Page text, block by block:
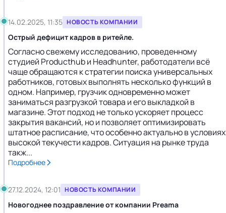
14.02.2025, 11:35 НОВОСТЬ КОМПАНИИ
Острый дефицит кадров в ритейле.
Согласно свежему исследованию, проведенному
студией Producthub и Headhunter, работодатели всё
чаще обращаются к стратегии поиска универсальных
работников, готовых выполнять несколько функций в
одном. Например, грузчик одновременно может
заниматься разгрузкой товара и его выкладкой в
магазине. Этот подход не только ускоряет процесс
закрытия вакансий, но и позволяет оптимизировать
штатное расписание, что особенно актуально в условиях
высокой текучести кадров. Ситуация на рынке труда
такж...
Подробнее
27.12.2024, 12:01 НОВОСТЬ КОМПАНИИ
Новогоднее поздравление от компании Preama